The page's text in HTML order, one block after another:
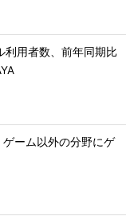
利用者数、前年同期比
ーム以外の分野にゲ